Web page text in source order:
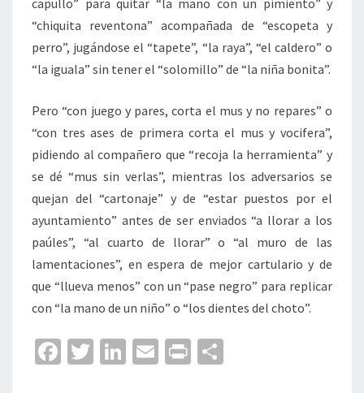
capullo” para quitar “la mano con un pimiento” y
“chiquita reventona” acompañada de “escopeta y
perro”, jugándose el “tapete”, “la raya”, “el caldero” o
“la iguala” sin tener el “solomillo” de “la niña bonita”.
Pero “con juego y pares, corta el mus y no repares” o
“con tres ases de primera corta el mus y vocifera”,
pidiendo al compañero que “recoja la herramienta” y
se dé “mus sin verlas”, mientras los adversarios se
quejan del “cartonaje” y de “estar puestos por el
ayuntamiento” antes de ser enviados “a llorar a los
paúles”, “al cuarto de llorar” o “al muro de las
lamentaciones”, en espera de mejor cartulario y de
que “llueva menos” con un “pase negro” para replicar
con “la mano de un niño” o “los dientes del choto”.
Fa T
Li
E
Pr